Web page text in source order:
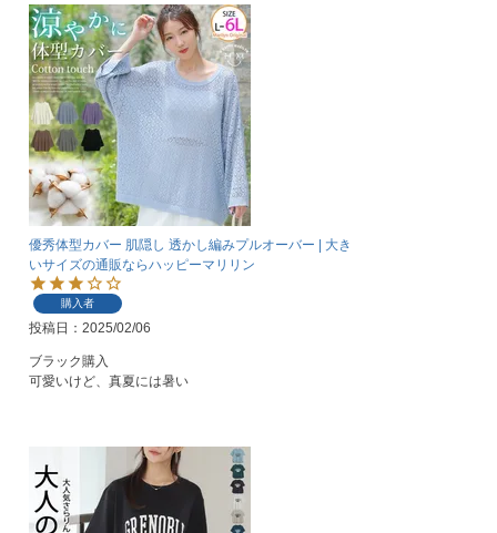
優秀体型カバー 肌隠し 透かし編みプルオーバー | 大き
いサイズの通販ならハッピーマリリン
購入者
投稿日 2025/02/06
ブラック購入
可愛いけど、真夏には暑い